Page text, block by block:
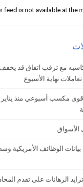
إلى تراجع ملحوظ
على أن
سهلاً.
الأمريكية تزيد
أثارت قرارات
جمركية
من قبل
المخاوف بشأن
feed is not available at the
مع ترقب اتفاق قد
نهاية الأسبوع
مكسب أسبوعي منذ
الوظائف الأمريكية
الرهانات على تقدم